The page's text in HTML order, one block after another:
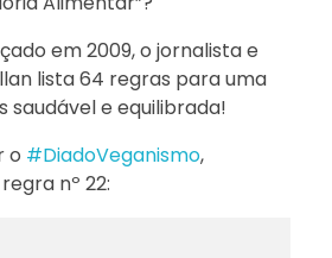
em 2009, o jornalista e
lista 64 regras para uma
saudável e equilibrada!
o #DiadoVeganismo,
nº 22: